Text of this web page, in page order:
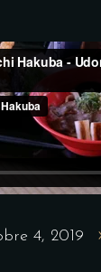
4, 2019